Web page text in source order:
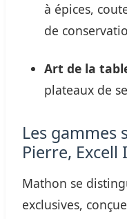
à épices,
de
Art de la
plateaux de
Les gammes
Pierre, Excell
Mathon se
exclusives,